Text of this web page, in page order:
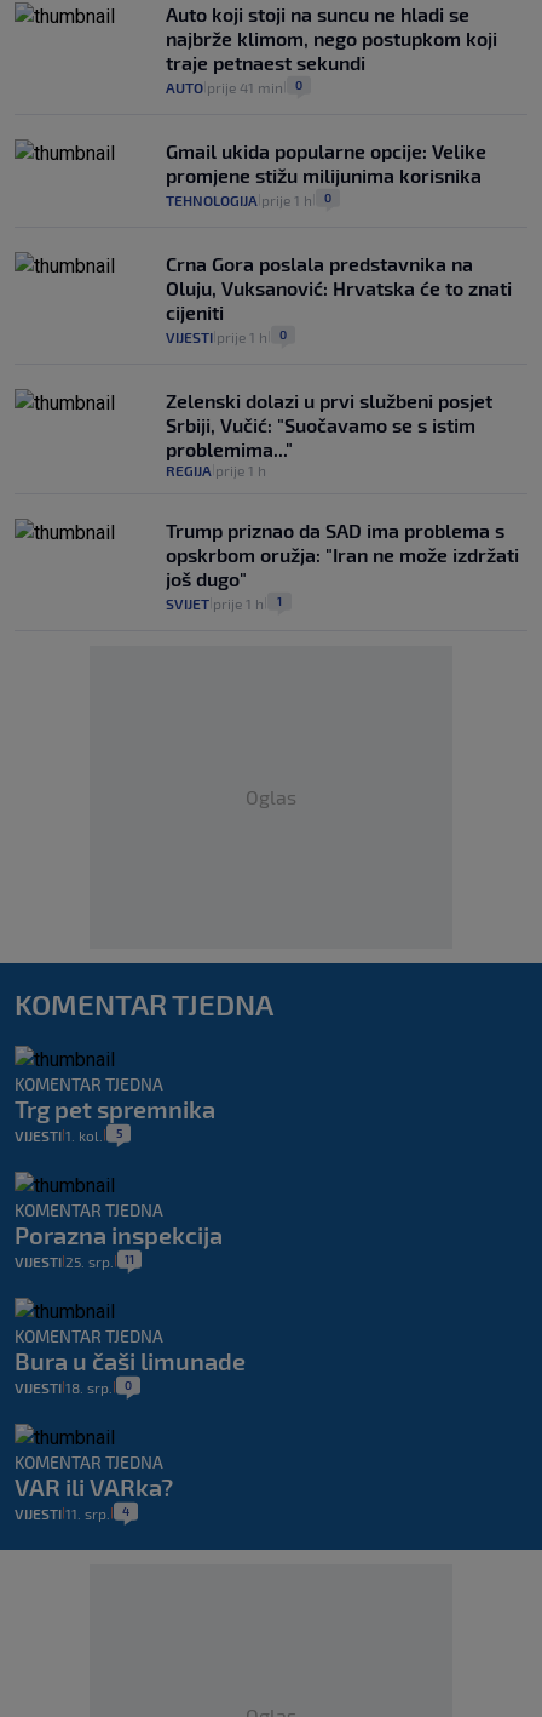
Auto koji stoji na suncu ne hladi se
najbrže klimom, nego postupkom koji
traje petnaest sekundi
AUTO prije 41 min 0
Gmail ukida popularne opcije: Velike
promjene stižu milijunima korisnika
TEHNOLOGIJA prije 1 h 0
Crna Gora poslala predstavnika na
Oluju, Vuksanović: Hrvatska će to znati
cijeniti
VIJESTI prije 1 h 0
Zelenski dolazi u prvi službeni posjet
Srbiji, Vučić: "Suočavamo se s istim
problemima..."
REGIJA prije 1 h
Trump priznao da SAD ima problema s
opskrbom oružja: "Iran ne može izdržati
još dugo"
SVIJET prije 1 h 1
Oglas
KOMENTAR TJEDNA
KOMENTAR TJEDNA
Trg pet spremnika
VIJESTI 1. kol. 5
KOMENTAR TJEDNA
Porazna inspekcija
VIJESTI 25. srp. 11
KOMENTAR TJEDNA
Bura u čaši limunade
VIJESTI 18. srp. 0
KOMENTAR TJEDNA
VAR ili VARka?
VIJESTI 11. srp. 4